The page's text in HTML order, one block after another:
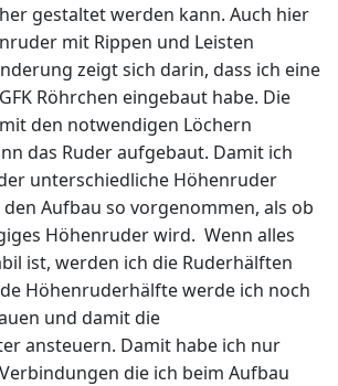
gestaltet werden kann. Auch hier
mit Rippen und Leisten
zeigt sich darin, dass ich eine
Röhrchen eingebaut habe. Die
den notwendigen Löchern
das Ruder aufgebaut. Damit ich
unterschiedliche Höhenruder
Aufbau so vorgenommen, als ob
Höhenruder wird. Wenn alles
ist, werden ich die Ruderhälften
Höhenruderhälfte werde ich noch
und damit die
ansteuern. Damit habe ich nur
die ich beim Aufbau